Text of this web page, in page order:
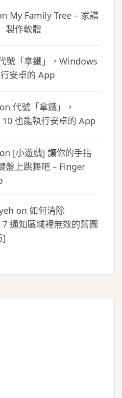
My Family Tree – 家譜
製作軟體
號「拿鐵」，Windows
安卓的 App
on 代號「拿鐵」，
也能執行安卓的 App
[小遊戲] 讓你的手指
盤上跳舞吧 – Finger
on 如何清除
通知區域裡無效的舊圖
]